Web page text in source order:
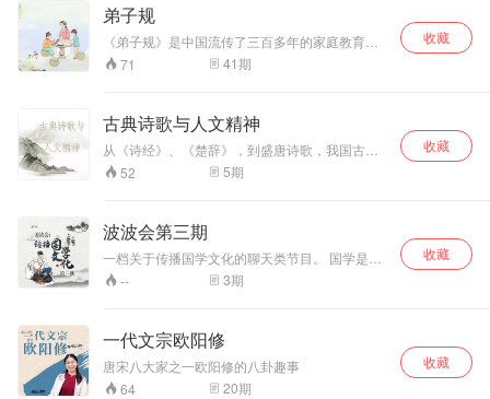
《孟子》并称“四书”。宋、元以后，《大学》成为
学校官定的教科书和科举考试的必读书，对中国
古代教育产生了极大的影响。
弟子规
《弟子规》是中国流传了三百多年的家庭教育宝
典，代代相傅。这本书记录了长辈对晚辈充满爱
的品德智慧教育。打开这本宝典，就像父母和祖
满的人生。
71 41期
收藏
古典诗歌与人文精神
从《诗经》、《楚辞》，到盛唐诗歌，我国古典
诗歌创造出了一个又一个文化高峰。品味魏晋诗
歌的建安风骨、感悟盛唐诗歌的激越情怀。我国
该如何挖掘与弘扬传统的人文精神？央视《百家
讲坛》主讲人、北京大学程郁缀[zhuì]教授讲述
《古典诗歌与人文精神》。
52 5期
收藏
波波会第三期
一档关于传播国学文化的聊天类节目。 国学是以
先秦经典及诸子百家学说为根基，它涵盖了两汉
经学、魏晋玄学、隋唐佛学、宋明理学、明清实
诗词、元曲与明清小说并历代史学等一套完整的
文化、学术体系。
-- 3期
收藏
一代文宗欧阳修
唐宋八大家之一欧阳修的八卦趣事
64
20期
收藏